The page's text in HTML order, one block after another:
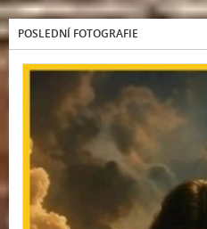
POSLEDNÍ FOTOGRAFIE